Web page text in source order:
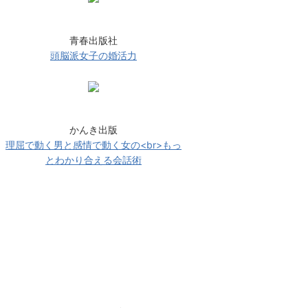
青春出版社
頭脳派女子の婚活力
かんき出版
理屈で動く男と感情で動く女の<br>もっ
とわかり合える会話術